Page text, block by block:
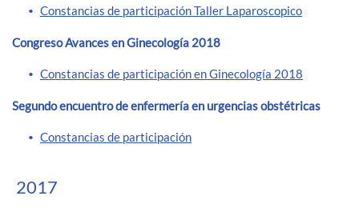
Constancias de participación Taller Laparoscopico
Congreso Avances en Ginecología 2018
Constancias de participación en Ginecología 2018
Segundo encuentro de enfermería en urgencias obstétricas
Constancias de participación
2017